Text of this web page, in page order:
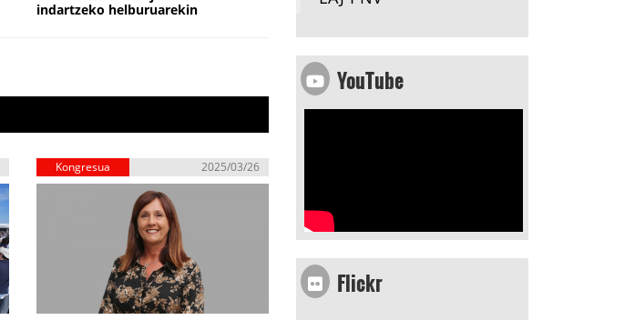
indartzeko helburuarekin
Kongresua 2025/03/26
YouTube
Flickr